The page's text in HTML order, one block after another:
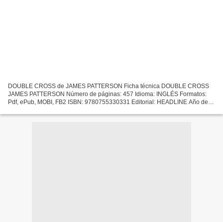
DOUBLE CROSS de JAMES PATTERSON Ficha técnica DOUBLE CROSS
JAMES PATTERSON Número de páginas: 457 Idioma: INGLÉS Formatos:
Pdf, ePub, MOBI, FB2 ISBN: 9780755330331 Editorial: HEADLINE Año de